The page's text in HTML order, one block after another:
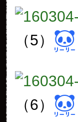
（5）
（6）